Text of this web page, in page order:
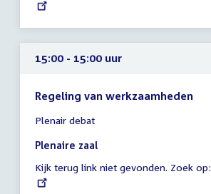
uur
15:00 - 15:00 uur
Regeling van werkzaamheden
vergadering
15:00
15:00
uur
Plenair debat
Plenaire zaal
Kijk terug link niet gevonden. Zoek op: